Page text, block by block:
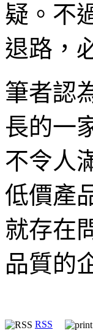
疑。不
退路，
筆者認
長的一
不令人
低價產
就存在
品質的
RSS